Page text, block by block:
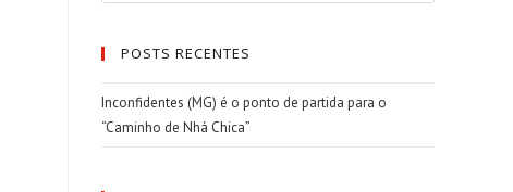
POSTS RECENTES
Inconfidentes (MG) é o ponto de partida para o
“Caminho de Nhá Chica”